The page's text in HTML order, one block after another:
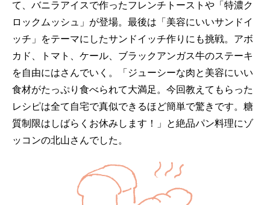
て、バニラアイスで作ったフレンチトーストや「特濃ク
ロックムッシュ」が登場。最後は「美容にいいサンドイ
ッチ」をテーマにしたサンドイッチ作りにも挑戦。アボ
カド、トマト、ケール、ブラックアンガス牛のステーキ
を自由にはさんでいく。「ジューシーな肉と美容にいい
食材がたっぷり食べられて大満足。今回教えてもらった
レシピは全て自宅で真似できるほど簡単で驚きです。糖
質制限はしばらくお休みします！」と絶品パン料理にゾ
ッコンの北山さんでした。